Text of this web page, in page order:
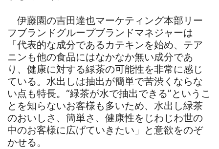
伊藤園の吉田達也マーケティング本部リー
フブランドグループブランドマネジャーは
「代表的な成分であるカテキンを始め、テア
ニンも他の食品にはなかなか無い成分であ
り、健康に対する緑茶の可能性を非常に感じ
ている。水出しは抽出が簡単で苦渋くならな
い点も特長。“緑茶が水で抽出できる”というこ
とを知らないお客様も多いため、水出し緑茶
のおいしさ、簡単さ、健康性をじわじわ世の
中のお客様に広げていきたい」と意欲をのぞ
かせる。